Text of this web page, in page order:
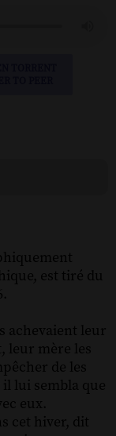
est tiré du
achevaient leur
leur mère les
de les
lui sembla que
eux.
cet hiver, dit